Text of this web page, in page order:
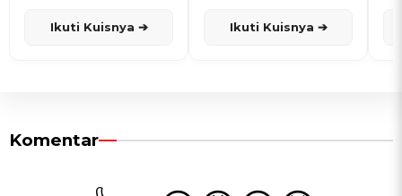
Ikuti Kuisnya ➔ Ikuti Kuisnya ➔
Komentar